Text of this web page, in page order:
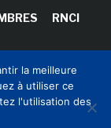
RNCI
CLIC France /
la meilleure
à utiliser ce
l'utilisation des